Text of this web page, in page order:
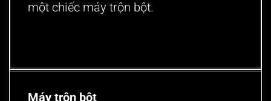
một chiếc máy trộn bột.
Máy trộn bột